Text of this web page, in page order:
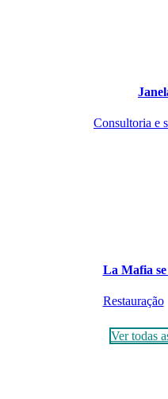
Consultoria e
La Mafia se
Restauração
Ver todas